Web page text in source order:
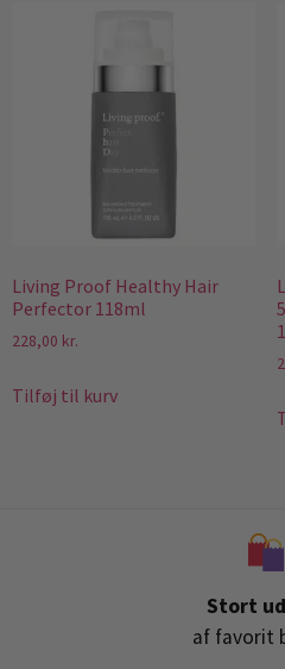
Living Proof Healthy Hair
Perfector 118ml
228,00 kr.
Tilføj til kurv
Stort
af favorit